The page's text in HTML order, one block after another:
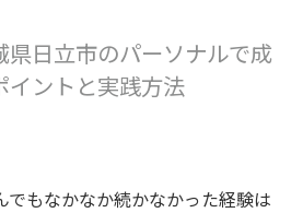
県日立市のパーソナルで成
イントと実践方法
でもなかなか続かなかった経験は